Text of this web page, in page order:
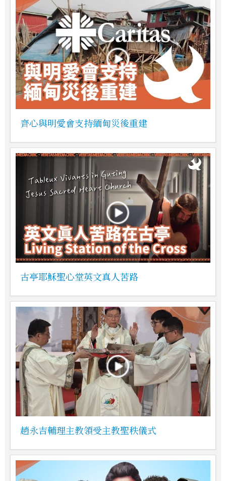
齊心與明愛會支持緬甸災後重建
古亭耶穌聖心堂英文真人苦路
趙永吉輔理主教領受主教聖秩儀式